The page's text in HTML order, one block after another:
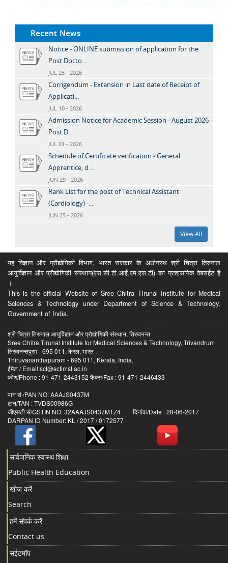
Recent News
Notice - ONLINE submission of application for the
Post Docto...
JUL 25 - 2026
Corrigendum - Extension in Last date of Receipt of
Applicati...
JUL 10 - 2026
Admission Notice for Academic Session - August 2026 -
Post D...
JUL 01 - 2026
Schedule of Certificate verification - General
Apprentice, d...
JUN 29 - 2026
Rank List for the post of Technical Assistant
(Cardiology) -...
JUN 25 - 2026
View All
यह विज्ञान और प्रौद्योगिकी विभाग, भारत सरकार के अधीनस्थ श्री चित्रा तिरुनाल
आयुर्विज्ञान और प्रौद्योगिकी संस्थान(एस.सी.टी.आई.एम.एस.टी) का प्रशासनिक वेबसईट है
।
This is the official Website of Sree Chitra Tirunal Institute for Medical
Sciences & Technology under Department of Science & Technology,
Government of India.
श्री चित्रा तिरुनाल आयुर्विज्ञान और प्रौद्योगिकी संस्थान, तिरुवनन्त
Sree Chitra Tirunal Institute for Medical Sciences & Technology, Trivandrum
तिरुवनन्तपुरम - 695 011, केरल, भारत .
Thiruvananthapuram - 695 011, Kerala, India.
ईमेल / Email:sct@sctimst.ac.in
फोण/Phone : 91-471-2443152 फैक्स/Fax : 91-471-2446433
पान सं /PAN NO: AAAJS0437M
टान/TAN : TVDS00986G
जीएसटी सं/GSTIN NO: 32AAAJS0437M1Z4 दिनांक/Date : 28-06-2017
DARPAN ID Number: KL / 2017 / 0172577
सार्वजनिक स्वास्थ शिक्षा
Public Health Education
खोज करें
Search
हमें संपर्क करें
Contact us
सईटमॉप